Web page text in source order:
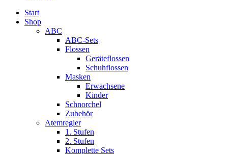
Start
Shop
ABC
ABC-Sets
Flossen
Geräteflossen
Schuhflossen
Masken
Erwachsene
Kinder
Schnorchel
Zubehör
Atemregler
1. Stufen
2. Stufen
Komplette Sets